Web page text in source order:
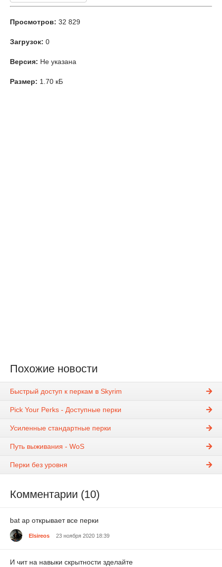
Просмотров: 32 829
Загрузок: 0
Версия: Не указана
Размер: 1.70 кБ
Похожие новости
Быстрый доступ к перкам в Skyrim
Pick Your Perks - Доступные перки
Усиленные стандартные перки
Путь выживания - WoS
Перки без уровня
Комментарии (10)
bat ap открывает все перки
Elsireos 23 ноября 2020 18:39
И чит на навыки скрытности зделайте